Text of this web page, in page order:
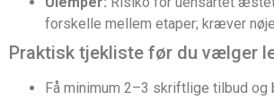
forskelle mellem etaper; kræver
Praktisk tjekliste før du vælger
Få minimum 2–3 skriftlige tilbud og